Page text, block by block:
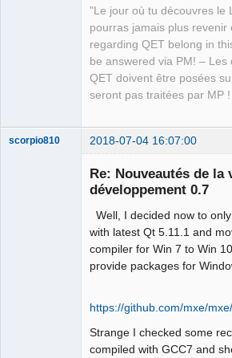
"Le jour où tu découvres le
pourras jamais plus
regarding QET belong in
be answered via PM! –
QET doivent être posées
seront pas traitées par MP !
scorpio810 2018-07-04 16:07:00
Re: Nouveautés de la
développement 0.7
Well, I decided now to
with latest Qt 5.11.1 and
compiler for Win 7 to Win
provide packages for
https://github.com/mxe/
Strange I checked some
compiled with GCC7 and